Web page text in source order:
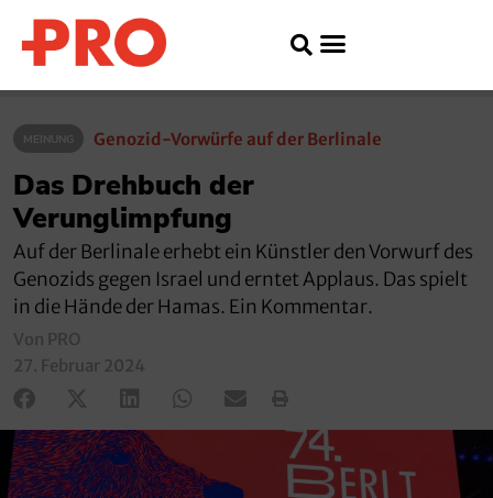
MEINUNG Genozid-Vorwürfe auf der Berlinale
Das Drehbuch der
Verunglimpfung
Auf der Berlinale erhebt ein Künstler den Vorwurf des
Genozids gegen Israel und erntet Applaus. Das spielt
in die Hände der Hamas. Ein Kommentar.
Von PRO
27. Februar 2024